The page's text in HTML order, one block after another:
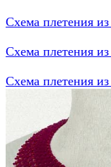
Схема плетения
Схема плетения
Схема плетения